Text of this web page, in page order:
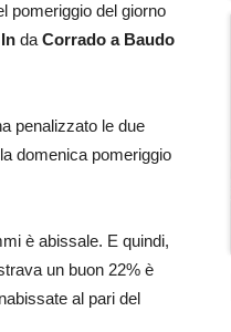
pomeriggio del giorno
da Corrado a Baudo
penalizzato le due
domenica pomeriggio
è abissale. E quindi,
un buon 22% è
al pari del